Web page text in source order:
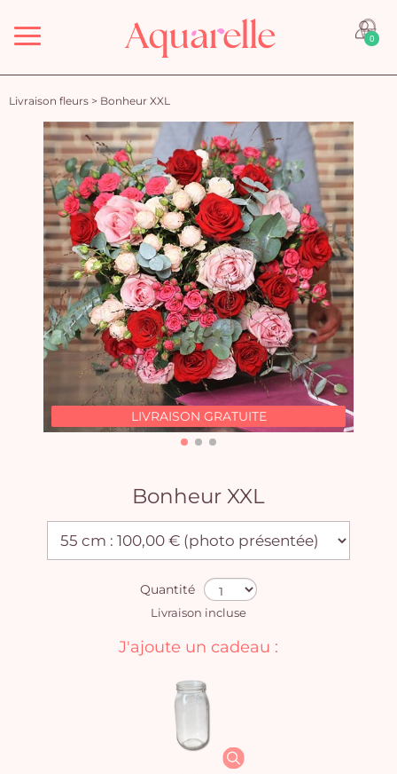
Menu 0
Livraison fleurs > Bonheur XXL
LIVRAISON GRATUITE
Bonheur XXL
Quantité
Livraison incluse
J'ajoute un cadeau :